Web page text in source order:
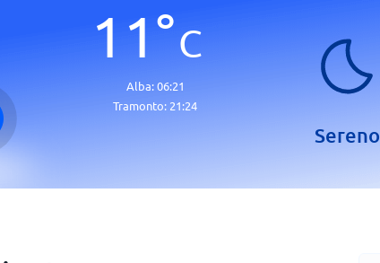
11°C
Alba:06:21
Tramonto: 21:24
Sereno